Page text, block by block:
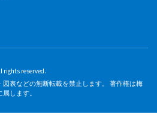
rights reserved.
表などの無断転載を禁止します。 著作権は梅
します。